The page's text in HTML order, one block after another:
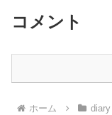
コメント
ホーム diary